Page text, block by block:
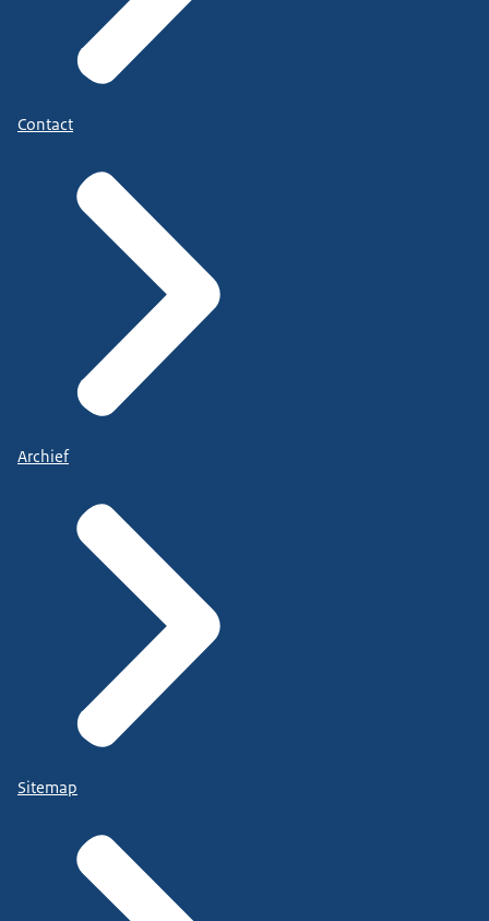
Contact
Archief
Sitemap